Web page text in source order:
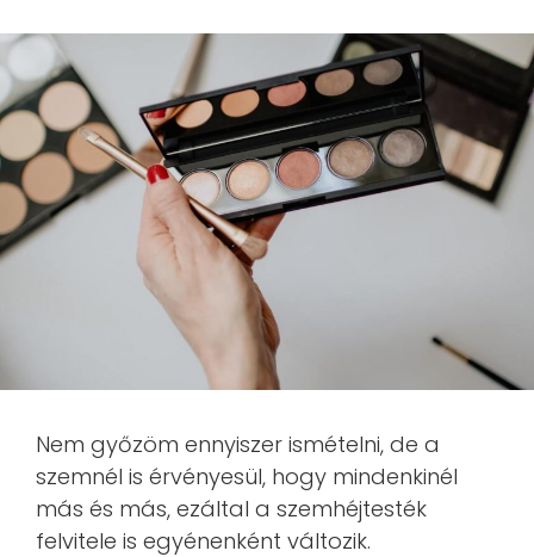
Nem győzöm ennyiszer ismételni, de a
szemnél is érvényesül, hogy mindenkinél
más és más, ezáltal a szemhéjtesték
felvitele is egyénenként változik.